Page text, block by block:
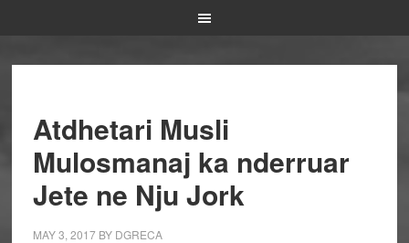
Atdhetari Musli
Mulosmanaj ka nderruar
Jete ne Nju Jork
MAY 3, 2017BY DGRECA